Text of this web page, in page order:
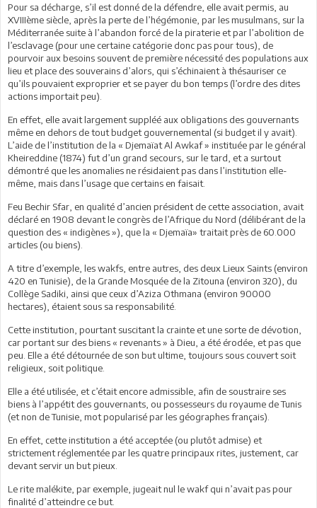
Pour sa décharge, s’il est donné de la défendre, elle avait permis, au
XVIIIème siècle, après la perte de l’hégémonie, par les musulmans, sur la
Méditerranée suite à l’abandon forcé de la piraterie et par l’abolition de
l’esclavage (pour une certaine catégorie donc pas pour tous), de
pourvoir aux besoins souvent de première nécessité des populations aux
lieu et place des souverains d’alors, qui s’échinaient à thésauriser ce
qu’ils pouvaient exproprier et se payer du bon temps (l’ordre des dites
actions importait peu).
En effet, elle avait largement suppléé aux obligations des gouvernants
même en dehors de tout budget gouvernemental (si budget il y avait).
L’aide de l’institution de la « Djemaïat Al Awkaf » instituée par le général
Kheireddine (1874) fut d’un grand secours, sur le tard, et a surtout
démontré que les anomalies ne résidaient pas dans l’institution elle-
même, mais dans l’usage que certains en faisait.
Feu Bechir Sfar, en qualité d’ancien président de cette association, avait
déclaré en 1908 devant le congrès de l’Afrique du Nord (délibérant de la
question des « indigènes »), que la « Djemaïa» traitait près de 60.000
articles (ou biens).
A titre d’exemple, les wakfs, entre autres, des deux Lieux Saints (environ
420 en Tunisie), de la Grande Mosquée de la Zitouna (environ 320), du
Collège Sadiki, ainsi que ceux d’Aziza Othmana (environ 90000
hectares), étaient sous sa responsabilité.
Cette institution, pourtant suscitant la crainte et une sorte de dévotion,
car portant sur des biens « revenants » à Dieu, a été érodée, et pas que
peu. Elle a été détournée de son but ultime, toujours sous couvert soit
religieux, soit politique.
Elle a été utilisée, et c’était encore admissible, afin de soustraire ses
biens à l’appétit des gouvernants, ou possesseurs du royaume de Tunis
(et non de Tunisie, mot popularisé par les géographes français).
En effet, cette institution a été acceptée (ou plutôt admise) et
strictement réglementée par les quatre principaux rites, justement, car
devant servir un but pieux.
Le rite malékite, par exemple, jugeait nul le wakf qui n’avait pas pour
finalité d’atteindre ce but.